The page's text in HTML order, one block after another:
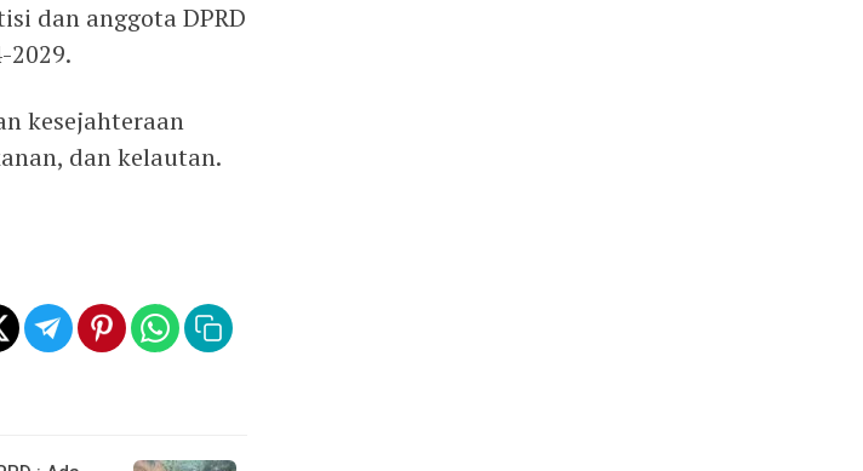
dan anggota DPRD
2029.
kesejahteraan
dan kelautan.